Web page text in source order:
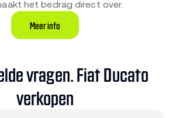
het bedrag direct over.
Meer info
vragen. Fiat Ducato
verkopen